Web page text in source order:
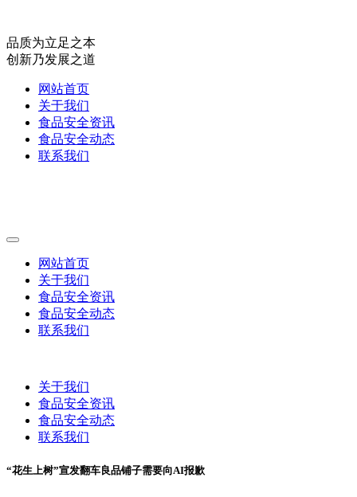
品质为立足之本
创新乃发展之道
网站首页
关于我们
食品安全资讯
食品安全动态
联系我们
网站首页
关于我们
食品安全资讯
食品安全动态
联系我们
关于我们
食品安全资讯
食品安全动态
联系我们
“花生上树”宣发翻车良品铺子需要向AI报歉